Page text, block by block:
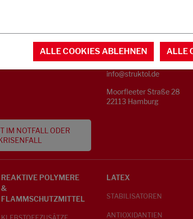
IM NOTFALL ODER
KONTAKT
Telefon +49 40 733 62 - 0
info@struktol.de
Moorfleeter Straße 28
22113 Hamburg
REAKTIVE POLYMERE
&
FLAMMSCHUTZMITTEL
LATEX
STABILISATOREN
ANTIOXIDANTIEN
ALLE COOKIES ABLEHNEN ALLE